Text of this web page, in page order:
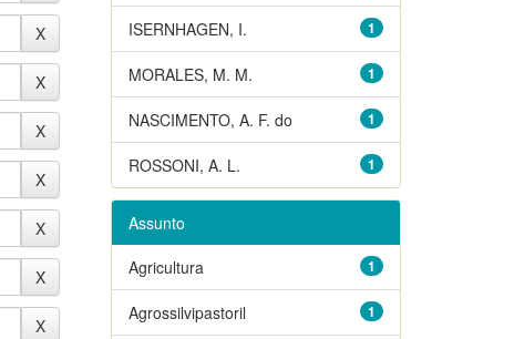
1
ISERNHAGEN, I.
1
MORALES, M. M.
1
NASCIMENTO, A. F. do
1
ROSSONI, A. L.
Assunto
1
Agricultura
1
Agrossilvipastoril